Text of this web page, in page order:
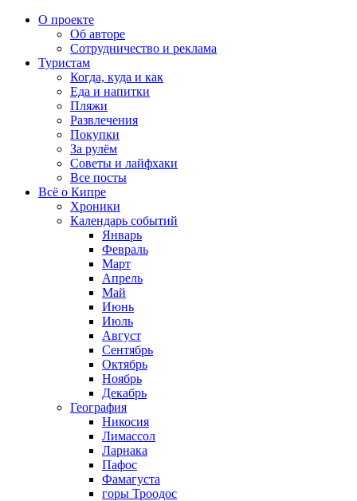
О проекте
Об авторе
Сотрудничество и реклама
Туристам
Когда, куда и как
Еда и напитки
Пляжи
Развлечения
Покупки
За рулём
Советы и лайфхаки
Все посты
Всё о Кипре
Хроники
Календарь событий
Январь
Февраль
Март
Апрель
Май
Июнь
Июль
Август
Сентябрь
Октябрь
Ноябрь
Декабрь
География
Никосия
Лимассол
Ларнака
Пафос
Фамагуста
горы Троодос